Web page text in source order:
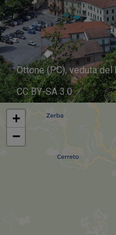
Ottone (PC), veduta
CC BY-SA 3.0
+
−